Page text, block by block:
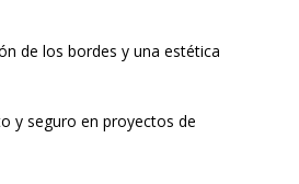
de los bordes y una estética
y seguro en proyectos de